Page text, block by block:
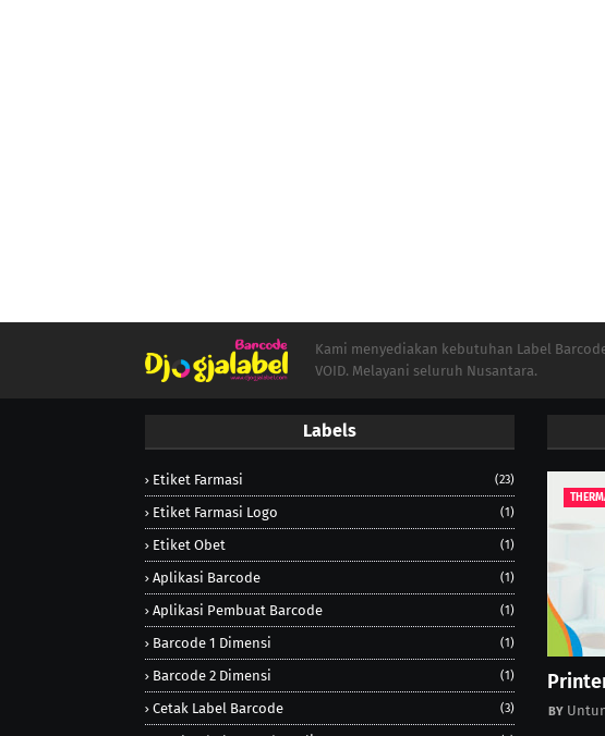
Kami menyediakan kebutuhan Label
VOID. Melayani seluruh Nusantara.
Labels
Etiket Farmasi (23)
Etiket Farmasi Logo (1)
Etiket Obet (1)
Aplikasi Barcode (1)
Aplikasi Pembuat Barcode (1)
Barcode 1 Dimensi (1)
Barcode 2 Dimensi (1)
Cetak Label Barcode (3)